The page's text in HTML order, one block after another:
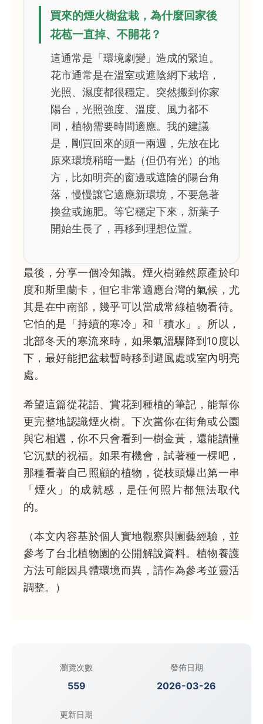
買來的煙火樹盆栽，為什麼回家後
花苞一直掉、不開花？
這通常是「環境劇變」造成的緊迫。
花市通常是在溫室或遮陰網下栽培，
光照、濕度都很穩定。突然搬到你家
陽台，光照強度、溫度、風力都不
同，植物需要時間適應。我的建議
是，剛買回來的頭一兩週，先放在比
原來環境稍暗一點（但仍有光）的地
方，比如明亮的窗邊或遮陰的陽台角
落，慢慢讓它適應新環境，不要急著
換盆或施肥。等它穩定下來，新葉子
開始生長了，再移到理想位置。
最後，分享一個冷知識。煙火樹雖然原產於印
度和斯里蘭卡，但它非常適應台灣的氣候，尤
其是在中南部，幾乎可以當成常綠植物看待。
它怕的是「持續的寒冷」和「積水」。所以，
北部冬天的寒流來時，如果氣溫驟降到10度以
下，最好能把盆栽暫時移到避風處或室內明亮
處。
希望這篇從花語、賞花到種植的筆記，能幫你
更完整地認識煙火樹。下次當你在街角或公園
與它相遇，你不只會看到一樹金黃，還能讀懂
它沉默的祝福。如果有機會，試著種一棵吧，
那種看著自己照顧的植物，從枝頭爆出第一串
「煙火」的成就感，是任何照片都無法取代
的。
（本文內容基於個人實地觀察與園藝經驗，並
參考了台北植物園的公開解說資料。植物養護
方法可能因具體環境而異，請作為參考並靈活
調整。）
瀏覽次數
559
發佈日期
2026-03-26
更新日期